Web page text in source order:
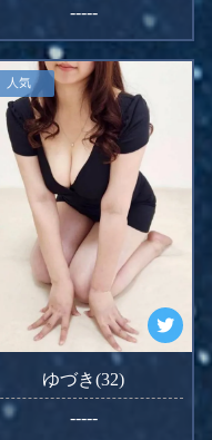
-----
人気
ゆづき(32)
-----